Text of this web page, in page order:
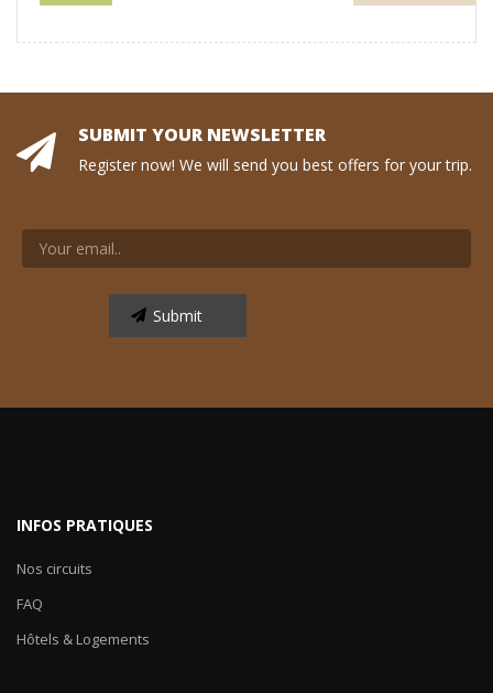
SUBMIT YOUR NEWSLETTER
Register now! We will send you best offers for your trip.
INFOS PRATIQUES
Nos circuits
FAQ
Hôtels & Logements